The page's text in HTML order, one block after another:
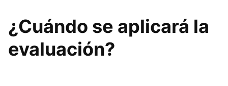
¿Cuándo se aplicará la
evaluación?